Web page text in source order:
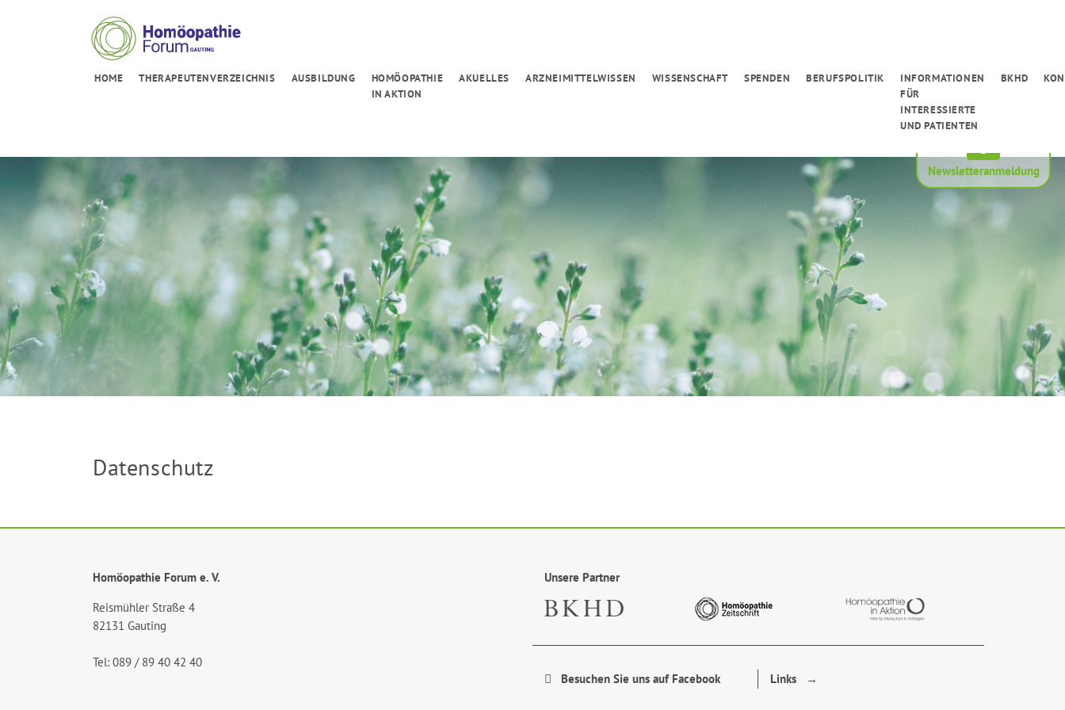
HOME THERAPEUTENVERZEICHNIS AUSBILDUNG
HOMÖOPATHIE
IN AKTION
AKUELLES ARZNEIMITTELWISSEN WISSENSCHAFT SPENDEN BERUFSPOLITIK
INFORMATIONEN
FÜR
INTERESSIERTE
UND PATIENTEN
BKHD
Newsletteranmeldung
Datenschutz
Homöopathie Forum e. V.
Reismühler Straße 4
82131 Gauting
Tel: 089 / 89 40 42 40
Unsere Partner
Besuchen Sie uns auf Facebook Links →